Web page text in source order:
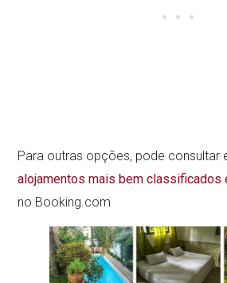
Para outras opções, pode consultar
alojamentos mais bem classificados
no Booking.com